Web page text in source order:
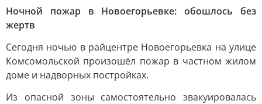
Ночной пожар в Новоегорьевке: обошлось без
жертв
Сегодня ночью в райцентре Новоегорьевка на улице
Комсомольской произошёл пожар в частном жилом
доме и надворных постройках.
Из опасной зоны самостоятельно эвакуировалась